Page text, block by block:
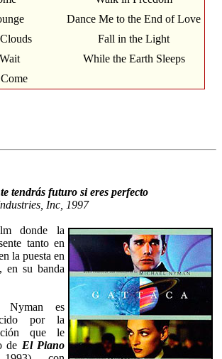
Dance Me to the End of Love
Fall in the Light
While the Earth Sleeps
tendrás futuro si eres perfecto
Inc, 1997
donde la
tanto en
la puesta en
en su banda
Nyman es
por la
que le
de El Piano